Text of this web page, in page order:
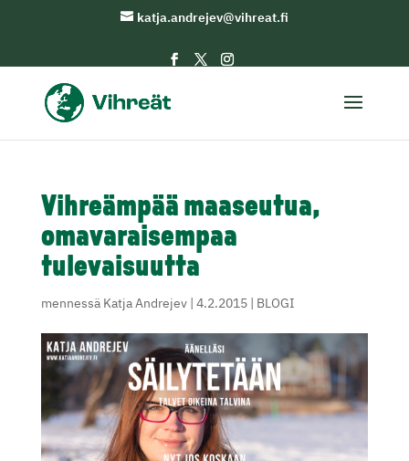
katja.andrejev@vihreat.fi
Vihreämpää maaseutua,
omavaraisempaa
tulevaisuutta
mennessä Katja Andrejev| 4.2.2015| BLOGI